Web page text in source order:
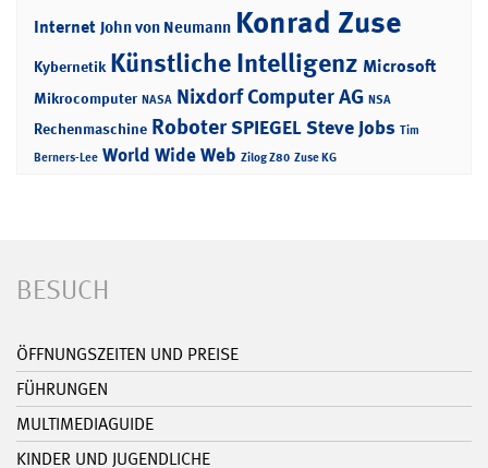
Internet John von Neumann Konrad Zuse
Kybernetik Künstliche Intelligenz Microsoft
Mikrocomputer NASA Nixdorf Computer AG NSA
Rechenmaschine RoboterSPIEGELSteve Jobs Tim
Berners-Lee World Wide Web Zilog Z80 Zuse KG
BESUCH
ÖFFNUNGSZEITEN UND PREISE
FÜHRUNGEN
MULTIMEDIAGUIDE
KINDER UND JUGENDLICHE